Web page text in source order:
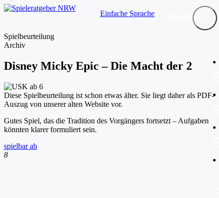
Einfache Sprache Menü
Spielbeurteilung
Archiv
Disney Micky Epic – Die Macht der 2
Diese Spielbeurteilung ist schon etwas älter. Sie liegt daher als PDF-
Auszug von unserer alten Website vor.
Gutes Spiel, das die Tradition des Vorgängers fortsetzt – Aufgaben
könnten klarer formuliert sein.
spielbar ab
8